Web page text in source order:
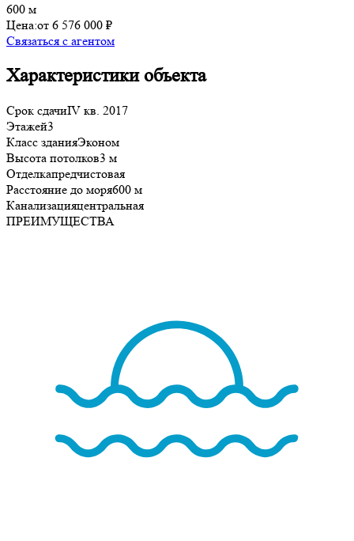
600 м
Цена:от 6 576 000 ₽
Связаться с агентом
Характеристики объекта
Срок сдачиIV кв. 2017
Этажей3
Класс зданияЭконом
Высота потолков3 м
Отделкапредчистовая
Расстояние до моря600 м
Канализацияцентральная
ПРЕИМУЩЕСТВА